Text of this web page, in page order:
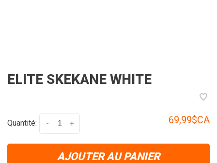
ELITE SKEKANE WHITE
Quantité: +
- 69,99$CA
AJOUTER AU PANIER